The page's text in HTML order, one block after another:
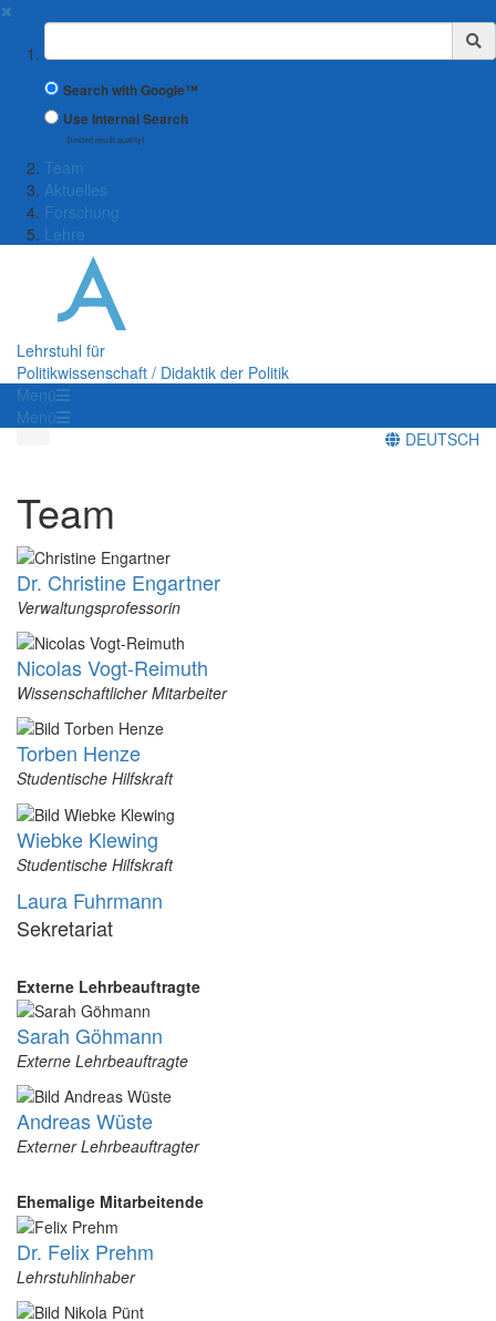
✖
Suchbegriff
Search with Google™
Use Internal Search
(limited result quality)
Team
Aktuelles
Forschung
Lehre
Lehrstuhl für
Politikwissenschaft / Didaktik der Politik
Menü
Menü
DEUTSCH
Team
Dr. Christine Engartner
Verwaltungsprofessorin
Nicolas Vogt-Reimuth
Wissenschaftlicher Mitarbeiter
Torben Henze
Studentische Hilfskraft
Wiebke Klewing
Studentische Hilfskraft
Laura Fuhrmann
Sekretariat
Externe Lehrbeauftragte
Sarah Göhmann
Externe Lehrbeauftragte
Andreas Wüste
Externer Lehrbeauftragter
Ehemalige Mitarbeitende
Dr. Felix Prehm
Lehrstuhlinhaber